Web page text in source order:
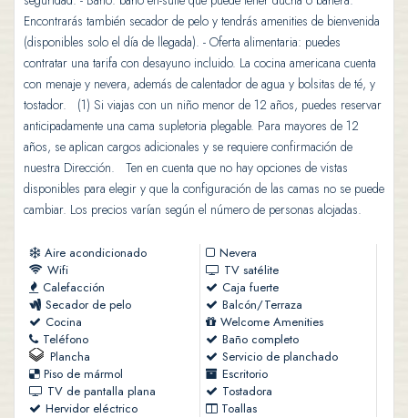
Encontrarás también secador de pelo y tendrás amenities de bienvenida
(disponibles solo el día de llegada). - Oferta alimentaria: puedes
contratar una tarifa con desayuno incluido. La cocina americana cuenta
con menaje y nevera, además de calentador de agua y bolsitas de té, y
tostador. (1) Si viajas con un niño menor de 12 años, puedes reservar
anticipadamente una cama supletoria plegable. Para mayores de 12
años, se aplican cargos adicionales y se requiere confirmación de
nuestra Dirección. Ten en cuenta que no hay opciones de vistas
disponibles para elegir y que la configuración de las camas no se puede
cambiar. Los precios varían según el número de personas alojadas.
Aire acondicionado
Nevera
Wifi
TV satélite
Calefacción
Caja fuerte
Secador de pelo
Balcón/Terraza
Cocina
Welcome Amenities
Teléfono
Baño completo
Plancha
Servicio de planchado
Piso de mármol
Escritorio
TV de pantalla plana
Tostadora
Hervidor eléctrico
Toallas